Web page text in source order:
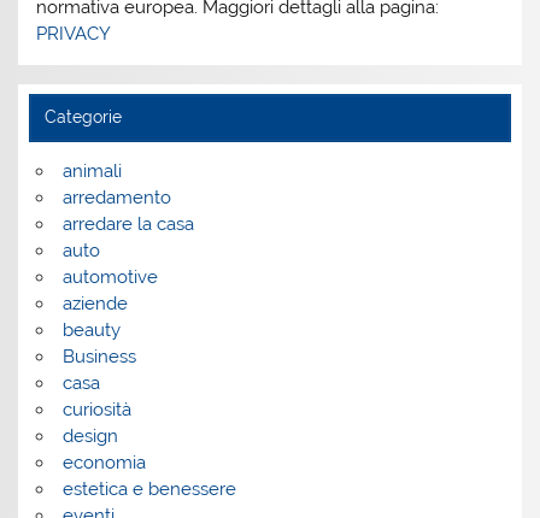
normativa europea. Maggiori dettagli alla pagina:
PRIVACY
Categorie
animali
arredamento
arredare la casa
auto
automotive
aziende
beauty
Business
casa
curiosità
design
economia
estetica e benessere